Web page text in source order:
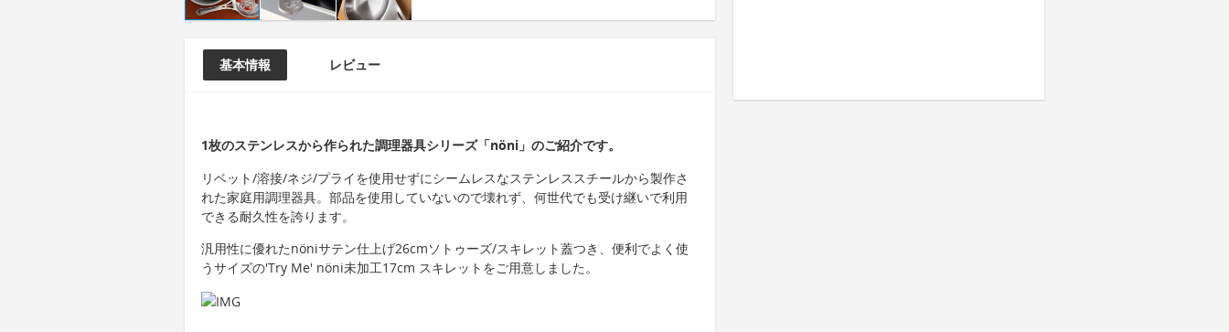
基本情報 レビュー
1枚のステンレスから作られた調理器具シリーズ「nöni」のご紹介です。
リベット/溶接/ネジ/プライを使用せずにシームレスなステンレススチールから製作さ
れた家庭用調理器具。部品を使用していないので壊れず、何世代でも受け継いで利用
できる耐久性を誇ります。
汎用性に優れたnöniサテン仕上げ26cmソトゥーズ/スキレット蓋つき、便利でよく使
うサイズの'Try Me' nöni未加工17cm スキレットをご用意しました。